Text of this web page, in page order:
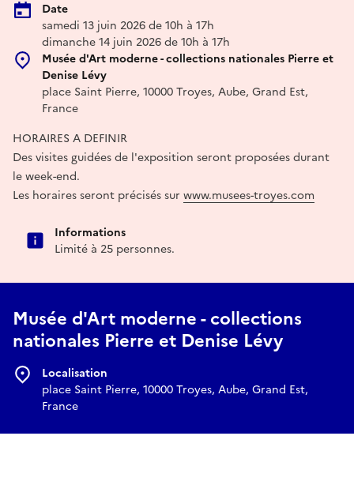
Date
samedi 13 juin 2026 de 10h à 17h
dimanche 14 juin 2026 de 10h à 17h
Musée d'Art moderne - collections nationales Pierre et
Denise Lévy
place Saint Pierre, 10000 Troyes, Aube, Grand Est,
France
HORAIRES A DEFINIR
Des visites guidées de l'exposition seront proposées durant
le week-end.
Les horaires seront précisés sur www.musees-troyes.com
Informations
Limité à 25 personnes.
Musée d'Art moderne - collections
nationales Pierre et Denise Lévy
Localisation
place Saint Pierre, 10000 Troyes, Aube, Grand Est,
France